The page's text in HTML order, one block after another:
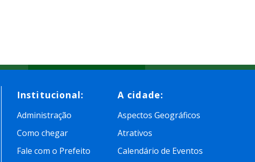
Institucional:
Administração
Como chegar
Fale com o Prefeito
A cidade:
Aspectos Geográficos
Atrativos
Calendário de Eventos